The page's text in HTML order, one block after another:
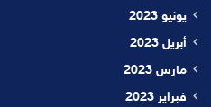
يونيو 2023
أبريل 2023
مارس 2023
فبراير 2023